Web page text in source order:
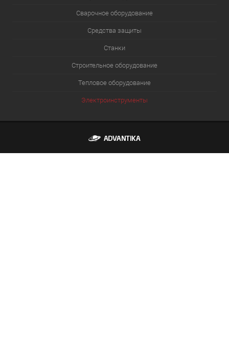
Сварочное оборудование
Средства защиты
Станки
Строительное оборудование
Тепловое оборудование
Электроинструменты